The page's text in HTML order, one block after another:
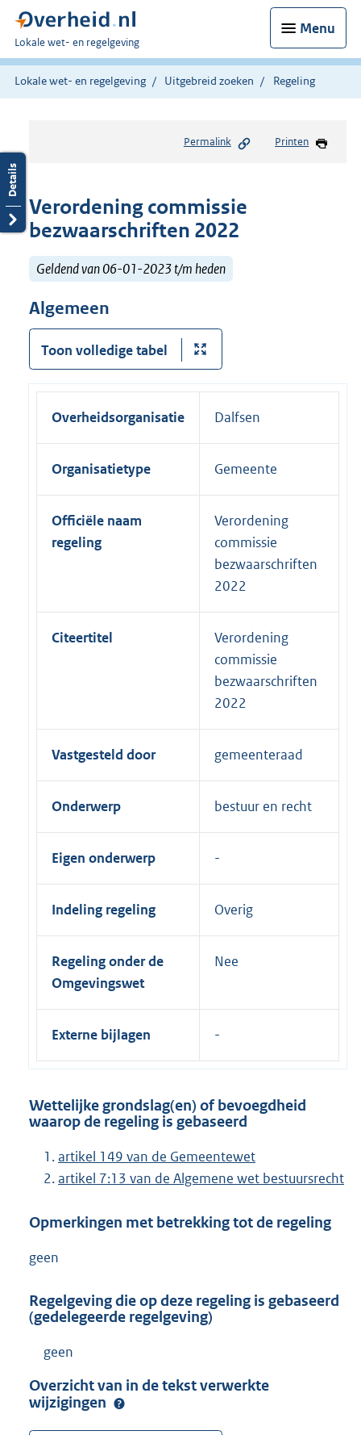
Menu
U
bent
hier:
Lokale wet- en regelgeving
Lokale wet- en regelgeving Uitgebreid zoeken Regeling
Permalink Printen
Verordening commissie
bezwaarschriften 2022
Geldend van 06-01-2023 t/m heden
Algemeen
Toon volledige tabel
Overheidsorganisatie Dalfsen
Organisatietype Gemeente
Officiële naam
regeling
Verordening
commissie
bezwaarschriften
2022
Citeertitel
Verordening
commissie
bezwaarschriften
2022
Vastgesteld door gemeenteraad
Onderwerp bestuur en recht
Eigen onderwerp
Indeling regeling Overig
Regeling onder de
Omgevingswet
Nee
Externe bijlagen
Wettelijke grondslag(en) of bevoegdheid
waarop de regeling is gebaseerd
artikel 149 van de Gemeentewet
artikel 7:13 van de Algemene wet bestuursrecht
Opmerkingen met betrekking tot de regeling
geen
Regelgeving die op deze regeling is gebaseerd
(gedelegeerde regelgeving)
geen
Overzicht van in de tekst verwerkte
wijzigingen